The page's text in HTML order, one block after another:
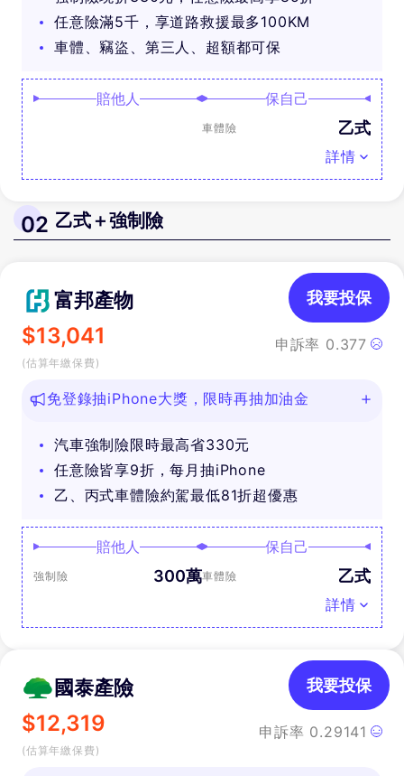
任意險滿5千，享道路救援最多100KM
車體、竊盜、第三人、超額都可保
賠他人 保自己
車體險 乙式
詳情
02 乙式＋強制險
富邦產物
$13,041
(估算年繳保費)
申訴率 0.377
我要投保
免登錄抽iPhone大獎，限時再抽加油金
汽車強制險限時最高省330元
任意險皆享9折，每月抽iPhone
乙、丙式車體險約駕最低81折超優惠
賠他人
強制險 300萬
保自己
車體險 乙式
詳情
國泰產險
$12,319
(估算年繳保費)
申訴率 0.29141
我要投保